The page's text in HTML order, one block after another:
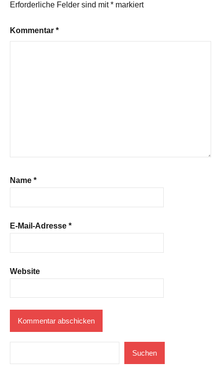
Erforderliche Felder sind mit* markiert
Kommentar *
Name *
E-Mail-Adresse *
Website
Suchen